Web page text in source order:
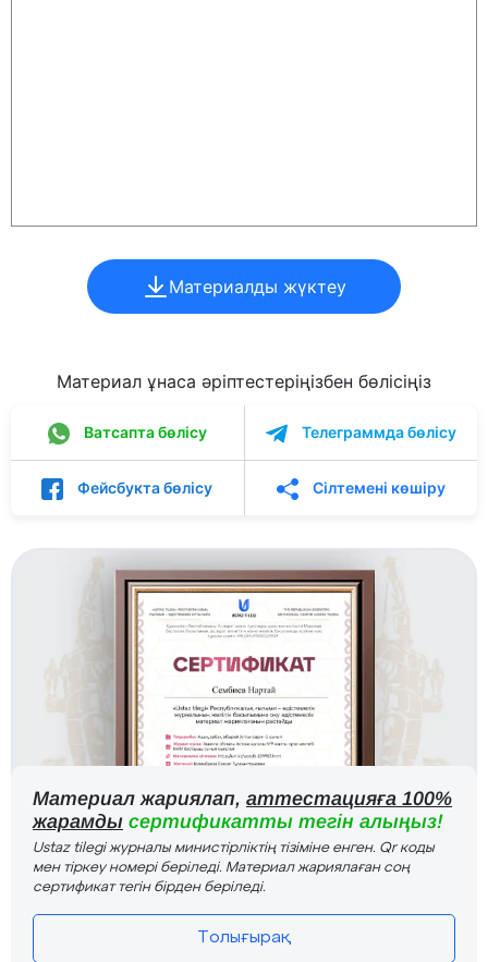
Материалды жүктеу
Материал ұнаса әріптестеріңізбен бөлісіңіз
Ватсапта бөлісу Телеграммда бөлісу
Фейсбукта бөлісу Сілтемені көшіру
Материал жариялап, аттестацияға 100%
жарамды сертификатты тегін алыңыз!
Ustaz tilegi журналы министірліктің тізіміне енген. Qr коды
мен тіркеу номері беріледі. Материал жариялаған соң
сертификат тегін бірден беріледі.
Толығырақ